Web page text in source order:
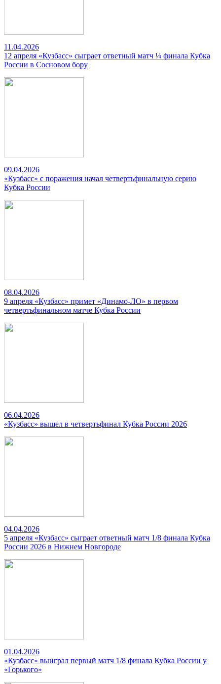
11.04.2026
12 апреля «Кузбасс» сыграет ответный матч ¼ финала Кубка
России в Сосновом бору
09.04.2026
«Кузбасс» с поражения начал четвертьфинальную серию
Кубка России
08.04.2026
9 апреля «Кузбасс» примет «Динамо-ЛО» в первом
четвертьфинальном матче Кубка России
06.04.2026
«Кузбасс» вышел в четвертьфинал Кубка России 2026
04.04.2026
5 апреля «Кузбасс» сыграет ответный матч 1/8 финала Кубка
России 2026 в Нижнем Новгороде
01.04.2026
«Кузбасс» выиграл первый матч 1/8 финала Кубка России у
«Горького»